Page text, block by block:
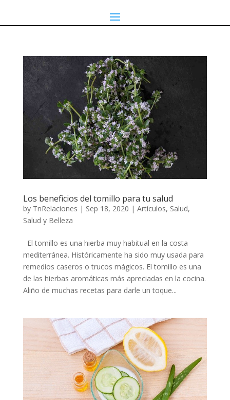
Los beneficios del tomillo para tu salud
by TnRelaciones | Sep 18, 2020 | Artículos, Salud,
Salud y Belleza
El tomillo es una hierba muy habitual en la costa
mediterránea. Históricamente ha sido muy usada para
remedios caseros o trucos mágicos. El tomillo es una
de las hierbas aromáticas más apreciadas en la cocina.
Aliño de muchas recetas para darle un toque...